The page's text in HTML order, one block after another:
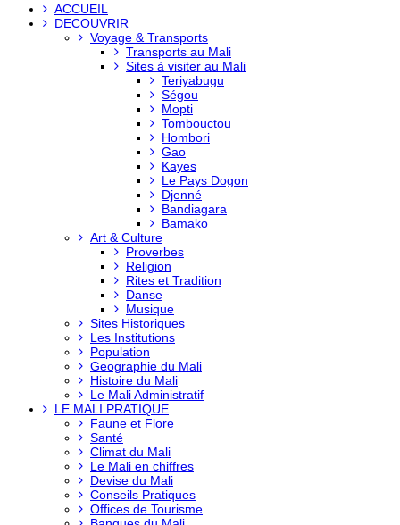
ACCUEIL
DECOUVRIR
Voyage & Transports
Transports au Mali
Sites à visiter au Mali
Teriyabugu
Ségou
Mopti
Tombouctou
Hombori
Gao
Kayes
Le Pays Dogon
Djenné
Bandiagara
Bamako
Art & Culture
Proverbes
Religion
Rites et Tradition
Danse
Musique
Sites Historiques
Les Institutions
Population
Geographie du Mali
Histoire du Mali
Le Mali Administratif
LE MALI PRATIQUE
Faune et Flore
Santé
Climat du Mali
Le Mali en chiffres
Devise du Mali
Conseils Pratiques
Offices de Tourisme